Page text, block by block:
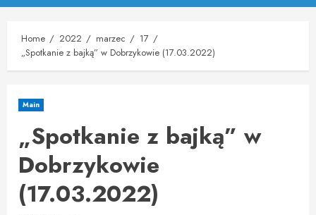
Menu
Home 2022 marzec
17
„Spotkanie z bajką” w Dobrzykowie (17.03.2022)
Main
„Spotkanie z bajką” w
Dobrzykowie
(17.03.2022)